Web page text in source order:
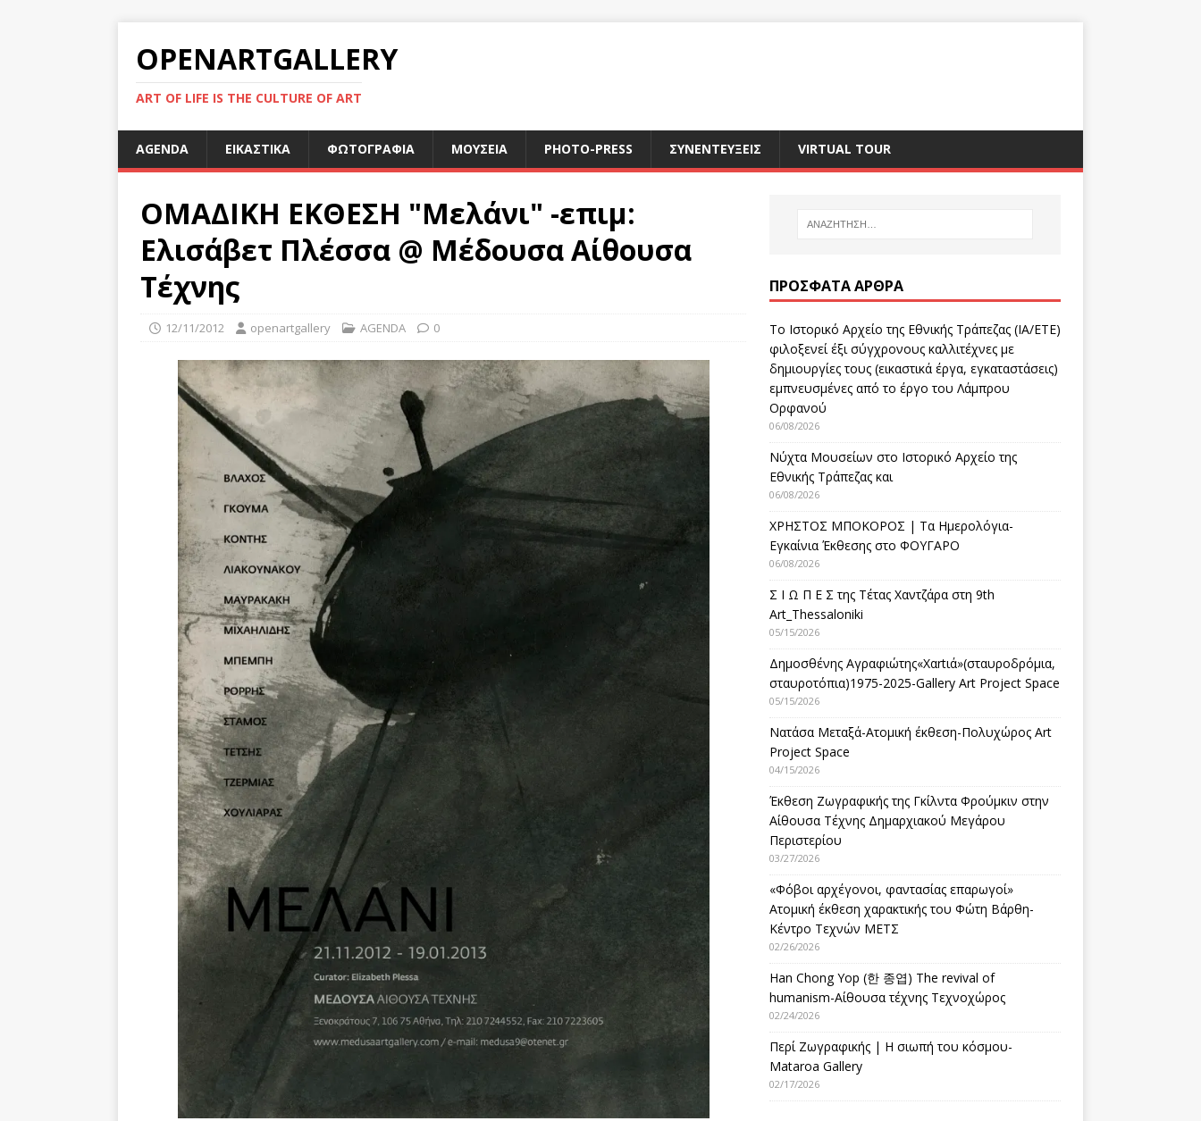
OPENARTGALLERY
ART OF LIFE IS THE CULTURE OF ART
AGENDA ΕΙΚΑΣΤΙΚΑ ΦΩΤΟΓΡΑΦΙΑ ΜΟΥΣΕΙΑ PHOTO-PRESS ΣΥΝΕΝΤΕΥΞΕΙΣ VIRTUAL TOUR
ΟΜΑΔΙΚΗ ΕΚΘΕΣΗ "Μελάνι" -επιμ:
Ελισάβετ Πλέσσα @ Μέδουσα Αίθουσα
Τέχνης
12/11/2012 openartgallery AGENDA 0
ΠΡΌΣΦΑΤΑ ΆΡΘΡΑ
Το Ιστορικό Αρχείο της Εθνικής Τράπεζας (ΙΑ/ΕΤΕ)
φιλοξενεί έξι σύγχρονους καλλιτέχνες με
δημιουργίες τους (εικαστικά έργα, εγκαταστάσεις)
εμπνευσμένες από το έργο του Λάμπρου
Ορφανού
06/08/2026
Νύχτα Μουσείων στο Ιστορικό Αρχείο της
Εθνικής Τράπεζας και
06/08/2026
ΧΡΗΣΤΟΣ ΜΠΟΚΟΡΟΣ | Τα Ημερολόγια-
Εγκαίνια Έκθεσης στο ΦΟΥΓΑΡΟ
06/08/2026
Σ Ι Ω Π Ε Σ της Τέτας Χαντζάρα στη 9th
Art_Thessaloniki
05/15/2026
Δημοσθένης Αγραφιώτης«Xαrtιά»(σταυροδρόμια,
σταυροτόπια)1975-2025-Gallery Art Project Space
05/15/2026
Νατάσα Μεταξά-Ατομική έκθεση-Πολυχώρος Art
Project Space
04/15/2026
Έκθεση Ζωγραφικής της Γκίλντα Φρούμκιν στην
Αίθουσα Τέχνης Δημαρχιακού Μεγάρου
Περιστερίου
03/27/2026
«Φόβοι αρχέγονοι, φαντασίας επαρωγοί»
Ατομική έκθεση χαρακτικής του Φώτη Βάρθη-
Κέντρο Τεχνών ΜΕΤΣ
02/26/2026
Han Chong Yop (한 종엽) The revival of
humanism-Αίθουσα τέχνης Τεχνοχώρος
02/24/2026
Περί Ζωγραφικής | Η σιωπή του κόσμου-
Mataroa Gallery
02/17/2026